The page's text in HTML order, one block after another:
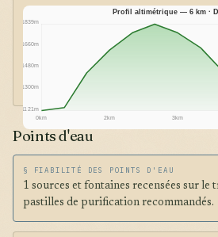
1121m
1300m
1480m
1660m
1839m
0km 2km 3km
Profil altimétrique — 6 km ·
Points d'eau
§ FIABILITÉ DES POINTS D'EAU
1 sources et fontaines recensées sur le
pastilles de purification recommandés.